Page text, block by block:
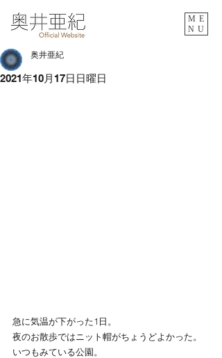
ME
NU
2021年10月17日日曜日
奥井亜紀
急に気温が下がった1日。
夜のお散歩ではニット帽がちょうどよかった。
いつもみている公園。